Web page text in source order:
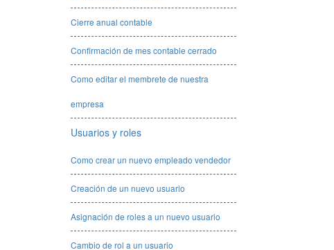
Cierre anual contable
Confirmación de mes contable cerrado
Como editar el membrete de nuestra
empresa
Usuarios y roles
Como crear un nuevo empleado vendedor
Creación de un nuevo usuario
Asignación de roles a un nuevo usuario
Cambio de rol a un usuario